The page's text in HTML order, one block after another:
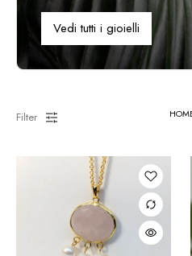
Vedi tutti i gioielli
Filter